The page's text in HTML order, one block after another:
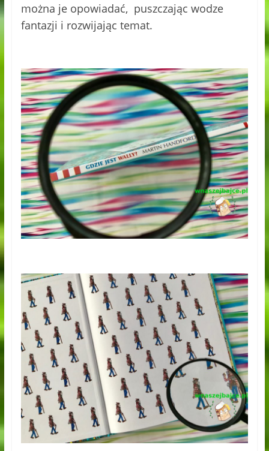
można je opowiadać, puszczając wodze
fantazji i rozwijając temat.